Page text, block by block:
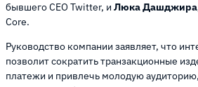
бывшего CEO Twitter, и Люка Дашджира
Core.
Руководство компании заявляет, что
позволит сократить транзакционные
платежи и привлечь молодую